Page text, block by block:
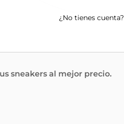
¿No tienes cuenta?
sneakers al mejor precio.